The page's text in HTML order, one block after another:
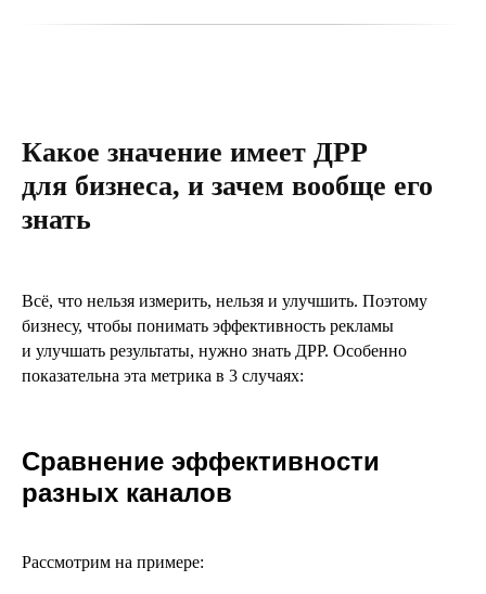
Какое значение имеет ДРР
для бизнеса, и зачем вообще его
знать
Всё, что нельзя измерить, нельзя и улучшить. Поэтому
бизнесу, чтобы понимать эффективность рекламы
и улучшать результаты, нужно знать ДРР. Особенно
показательна эта метрика в 3 случаях:
Сравнение эффективности
разных каналов
Рассмотрим на примере: